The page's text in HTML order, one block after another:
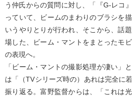
う仲氏からの質問に対し、「『G-レコ
っていて、ビームのまわりのブラシを
いうやりとりが行われ、そこから、話
場した、ビーム・マントをまとったモ
の表現へ。
「ビーム・マントの撮影処理が凄い」
は「（TVシリーズ時の）あれは完全に
振り返る。富野監督からは、「これは